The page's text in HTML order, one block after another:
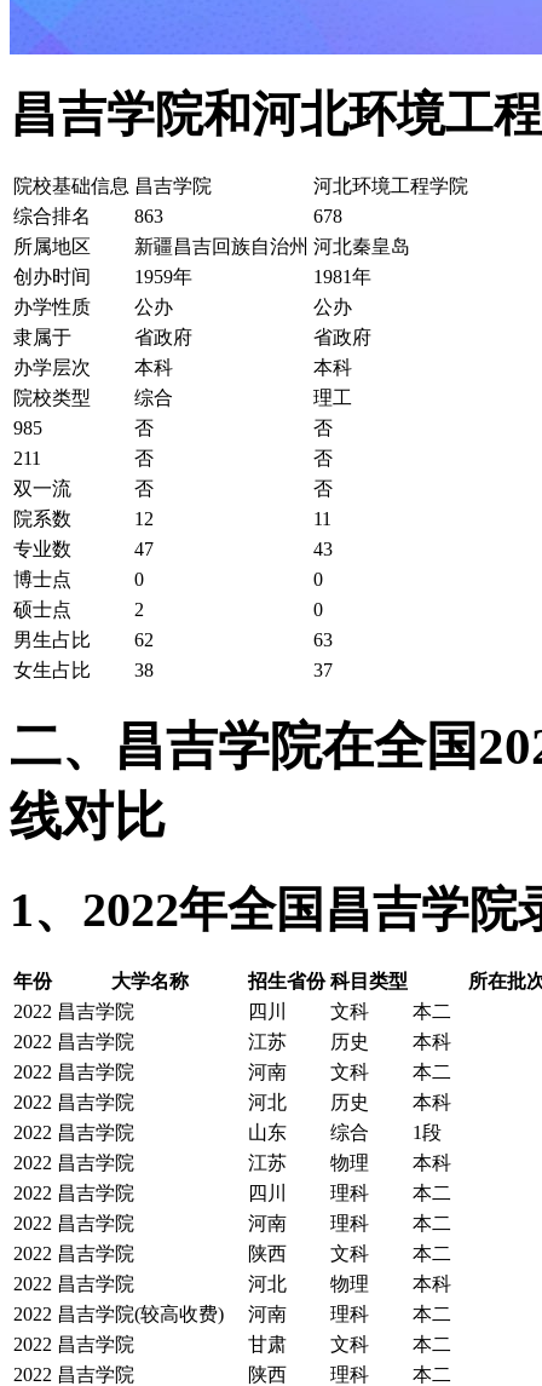
昌吉学院和河北环境工
院校基础信息 昌吉学院
河北环境工程学院
综合排名
863
678
所属地区
新疆昌吉回族自治州 河北秦皇岛
创办时间
1959年
1981年
办学性质
公办
公办
隶属于
省政府
省政府
办学层次
本科
本科
院校类型
综合
理工
985
否
否
211
否
否
双一流
否
否
院系数
12
11
专业数
47
43
博士点
0
0
硕士点
2
0
男生占比
62
63
女生占比
38 37
二、昌吉学院在全国
线对比
1、2022年全国昌吉学院
年份 大学名称 招生省份 科目类型
所在批
2022 昌吉学院 四川 文科
本二
2022 昌吉学院 江苏 历史
本科
2022 昌吉学院 河南 文科
本二
2022 昌吉学院 河北 历史
本科
2022 昌吉学院 山东 综合
1段
2022 昌吉学院 江苏 物理
本科
2022 昌吉学院 四川 理科
本二
2022 昌吉学院 河南 理科
本二
2022 昌吉学院 陕西 文科
本二
2022 昌吉学院 河北 物理
本科
2022 昌吉学院(较高收费) 河南 理科
本二
2022 昌吉学院 甘肃 文科
本二
2022 昌吉学院 陕西 理科
本二